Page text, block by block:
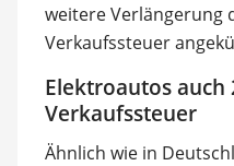
weitere Verlängerung
Verkaufssteuer
Elektroautos auch
Verkaufssteuer
Ähnlich wie in